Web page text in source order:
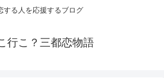
する人を応援するブログ
行こ？三都恋物語